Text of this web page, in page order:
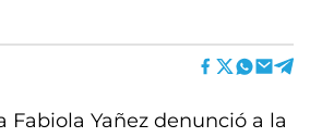
Fabiola Yañez denunció a la